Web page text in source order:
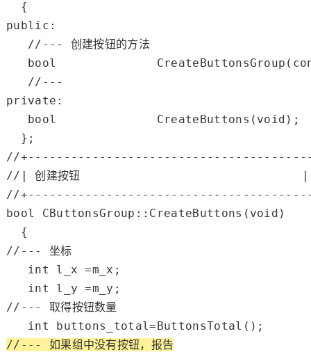
public :
//--- 创建按钮的方法
bool
CreateButtonsGroup(
//---
private :
bool
CreateButtons( void );
//
//| 创建按钮                               |
//
bool
CButtonsGroup::CreateButtons( void )
//--- 坐标
int l_x =m_x;
int
//--- 取得按钮数量
int
//--- 如果组中没有按钮，报告